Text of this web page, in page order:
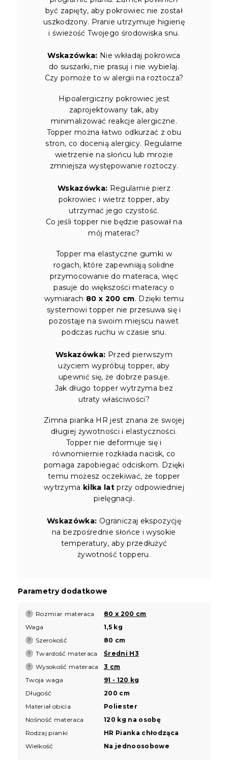
być zapięty, aby pokrowiec nie został
uszkodzony. Pranie utrzymuje higienę
i świeżość Twojego środowiska snu.
Wskazówka: Nie wkładaj pokrowca
do suszarki, nie prasuj i nie wybielaj.
Czy pomoże to w alergii na roztocza?
Hipoalergiczny pokrowiec jest
zaprojektowany tak, aby
minimalizować reakcje alergiczne.
Topper można łatwo odkurzać z obu
stron, co docenią alergicy. Regularne
wietrzenie na słońcu lub mrozie
zmniejsza występowanie roztoczy.
Wskazówka: Regularnie pierz
pokrowiec i wietrz topper, aby
utrzymać jego czystość.
Co jeśli topper nie będzie pasował na
mój materac?
Topper ma elastyczne gumki w
rogach, które zapewniają solidne
przymocowanie do materaca, więc
pasuje do większości materacy o
wymiarach 80 x 200 cm. Dzięki temu
systemowi topper nie przesuwa się i
pozostaje na swoim miejscu nawet
podczas ruchu w czasie snu.
Wskazówka: Przed pierwszym
użyciem wypróbuj topper, aby
upewnić się, że dobrze pasuje.
Jak długo topper wytrzyma bez
utraty właściwości?
Zimna pianka HR jest znana ze swojej
długiej żywotności i elastyczności.
Topper nie deformuje się i
równomiernie rozkłada nacisk, co
pomaga zapobiegać odciskom. Dzięki
temu możesz oczekiwać, że topper
wytrzyma kilka lat przy odpowiedniej
pielęgnacji.
Wskazówka: Ograniczaj ekspozycję
na bezpośrednie słońce i wysokie
temperatury, aby przedłużyć
żywotność topperu.
Parametry dodatkowe
? Rozmiar materaca
80 x 200 cm
Waga
1,5 kg
? Szerokość 80 cm
? Twardość materaca Średni H3
? Wysokość materaca
3 cm
Twoja waga
91 - 120 kg
Długość
200 cm
Materiał obicia
Poliester
Nośność materaca
120 kg na osobę
Rodzaj pianki
HR Pianka chłodząca
Wielkość
Na jednoosobowe